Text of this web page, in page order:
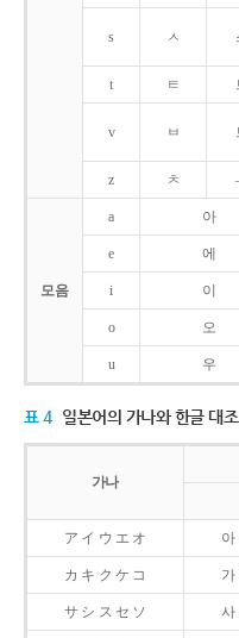
s ㅅ
t ㅌ
v ㅂ
z ㅊ
모음
a 아
e 에
i 이
o 오
u 우
표 4 일본어의 가나와 한글 대
가나
ア イ ウ エ オ 아
カ キ ク ケ コ 가
サ シ ス セ ソ 사